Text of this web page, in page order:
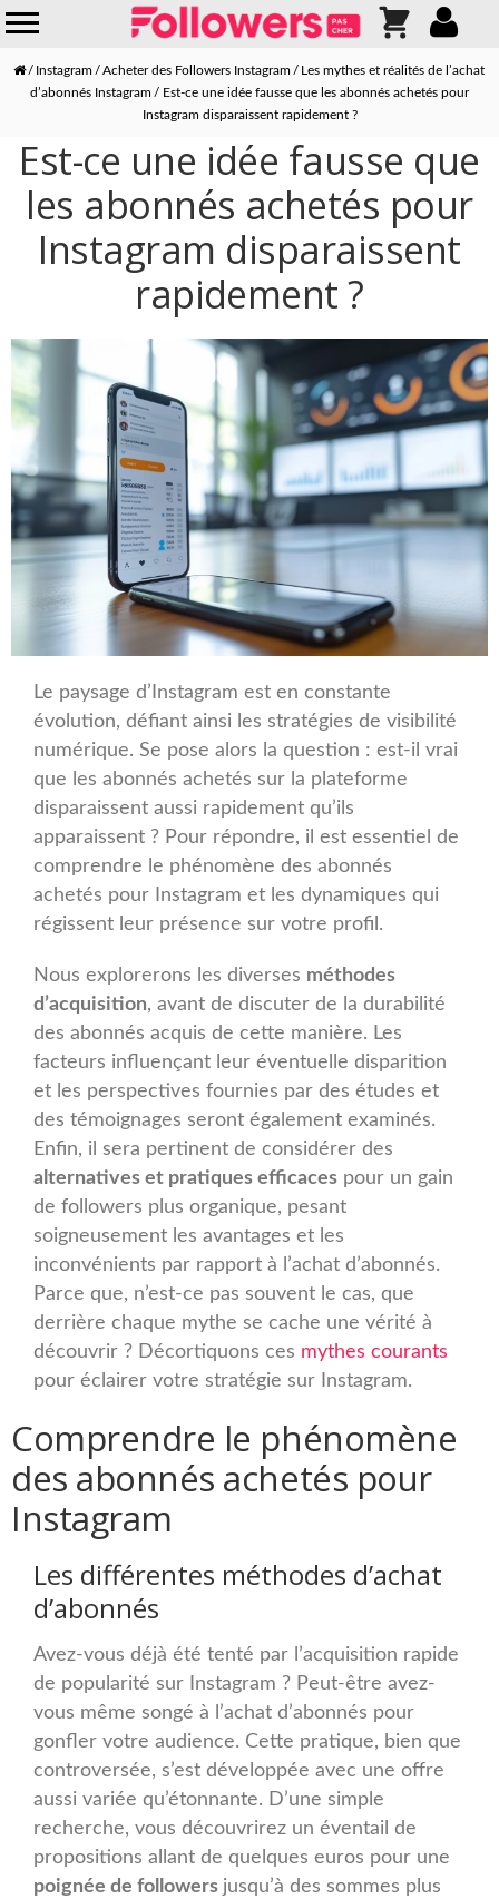
Instagram Acheter des Followers Instagram
Les mythes et réalités de l’achat
d’abonnés Instagram
Est-ce une idée fausse que les abonnés achetés pour
Instagram disparaissent rapidement ?
Est-ce une idée fausse que
les abonnés achetés pour
Instagram disparaissent
rapidement ?
Le paysage d’Instagram est en constante
évolution, défiant ainsi les stratégies de visibilité
numérique. Se pose alors la question : est-il vrai
que les abonnés achetés sur la plateforme
disparaissent aussi rapidement qu’ils
apparaissent ? Pour répondre, il est essentiel de
comprendre le phénomène des abonnés
achetés pour Instagram et les dynamiques qui
régissent leur présence sur votre profil.
Nous explorerons les diverses méthodes
d’acquisition, avant de discuter de la durabilité
des abonnés acquis de cette manière. Les
facteurs influençant leur éventuelle disparition
et les perspectives fournies par des études et
des témoignages seront également examinés.
Enfin, il sera pertinent de considérer des
alternatives et pratiques efficaces pour un gain
de followers plus organique, pesant
soigneusement les avantages et les
inconvénients par rapport à l’achat d’abonnés.
Parce que, n’est-ce pas souvent le cas, que
derrière chaque mythe se cache une vérité à
découvrir ? Décortiquons ces mythes courants
pour éclairer votre stratégie sur Instagram.
Comprendre le phénomène
des abonnés achetés pour
Instagram
Les différentes méthodes d’achat
d’abonnés
Avez-vous déjà été tenté par l’acquisition rapide
de popularité sur Instagram ? Peut-être avez-
vous même songé à l’achat d’abonnés pour
gonfler votre audience. Cette pratique, bien que
controversée, s’est développée avec une offre
aussi variée qu’étonnante. D’une simple
recherche, vous découvrirez un éventail de
propositions allant de quelques euros pour une
poignée de followers jusqu’à des sommes plus